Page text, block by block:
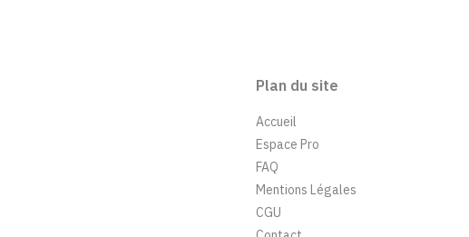
Plan du site
Accueil
Espace Pro
FAQ
Mentions Légales
CGU